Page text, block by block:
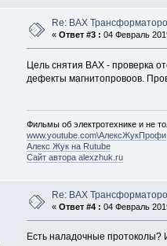
Re: ВАХ
« Ответ #3 : 04 Февраль
Цель снятия ВАХ - проверка
дефекты магнитопровоов.
Фильмы об электротехнике и не
www.youtube.com\АлексЖукПрофи
Алекс Жук на Rutube
Сайт автора alexzhuk.ru
Re: ВАХ
« Ответ #4 : 04 Февраль
Есть наладочные